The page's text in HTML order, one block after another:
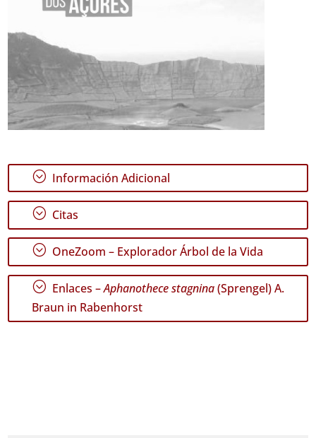
; Información Adicional
; Citas
; OneZoom – Explorador Árbol de la Vida
; Enlaces –Aphanothece stagnina(Sprengel) A.
Braun in Rabenhorst